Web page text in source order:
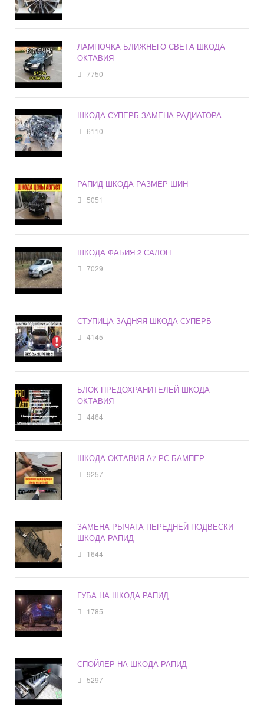
ЛАМПОЧКА БЛИЖНЕГО СВЕТА ШКОДА
ОКТАВИЯ
7750
ШКОДА СУПЕРБ ЗАМЕНА РАДИАТОРА
6110
РАПИД ШКОДА РАЗМЕР ШИН
5051
ШКОДА ФАБИЯ 2 САЛОН
7029
СТУПИЦА ЗАДНЯЯ ШКОДА СУПЕРБ
4145
БЛОК ПРЕДОХРАНИТЕЛЕЙ ШКОДА
ОКТАВИЯ
4464
ШКОДА ОКТАВИЯ А7 РС БАМПЕР
9257
ЗАМЕНА РЫЧАГА ПЕРЕДНЕЙ ПОДВЕСКИ
ШКОДА РАПИД
1644
ГУБА НА ШКОДА РАПИД
1785
СПОЙЛЕР НА ШКОДА РАПИД
5297